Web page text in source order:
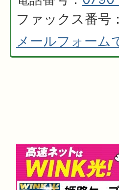
ファックス番
メールフォーム